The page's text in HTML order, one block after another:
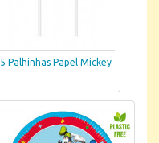
5 Palhinhas Papel Mickey